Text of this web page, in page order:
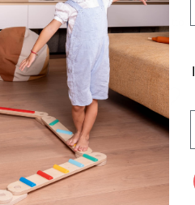
per l'asilo